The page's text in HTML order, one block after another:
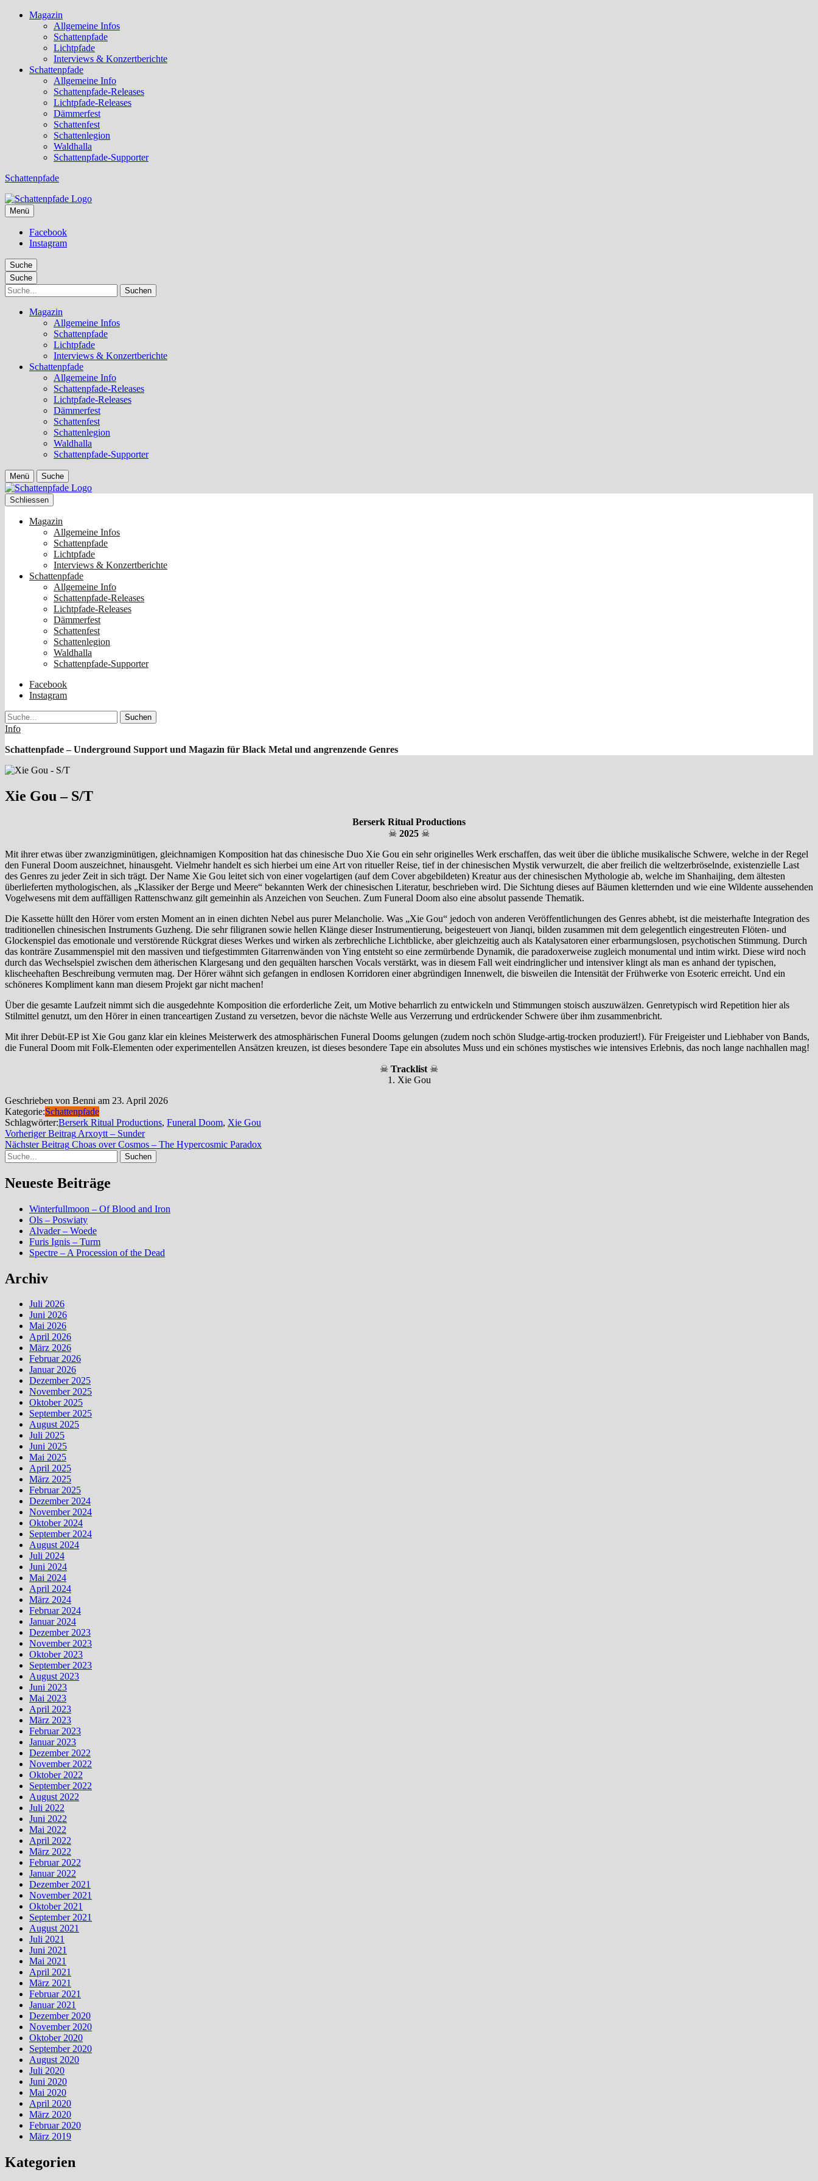
Magazin
Allgemeine Infos
Schattenpfade
Lichtpfade
Interviews & Konzertberichte
Schattenpfade
Allgemeine Info
Schattenpfade-Releases
Lichtpfade-Releases
Dämmerfest
Schattenfest
Schattenlegion
Waldhalla
Schattenpfade-Supporter
Schattenpfade
Menü
Facebook
Instagram
Suche
Suche
Suche
Magazin
Allgemeine Infos
Schattenpfade
Lichtpfade
Interviews & Konzertberichte
Schattenpfade
Allgemeine Info
Schattenpfade-Releases
Lichtpfade-Releases
Dämmerfest
Schattenfest
Schattenlegion
Waldhalla
Schattenpfade-Supporter
Menü Suche
Schliessen
Magazin
Allgemeine Infos
Schattenpfade
Lichtpfade
Interviews & Konzertberichte
Schattenpfade
Allgemeine Info
Schattenpfade-Releases
Lichtpfade-Releases
Dämmerfest
Schattenfest
Schattenlegion
Waldhalla
Schattenpfade-Supporter
Facebook
Instagram
Suche
Info
Schattenpfade – Underground Support und Magazin für Black Metal und angrenzende Genres
Xie Gou – S/T
Berserk Ritual Productions
☠ 2025 ☠
Mit ihrer etwas über zwanzigminütigen, gleichnamigen Komposition hat das chinesische Duo Xie Gou ein sehr originelles Werk erschaffen, das weit über die übliche musikalische Schwere, welche in der Regel
den Funeral Doom auszeichnet, hinausgeht. Vielmehr handelt es sich hierbei um eine Art von ritueller Reise, tief in der chinesischen Mystik verwurzelt, die aber freilich die weltzerbröselnde, existenzielle Last
des Genres zu jeder Zeit in sich trägt. Der Name Xie Gou leitet sich von einer vogelartigen (auf dem Cover abgebildeten) Kreatur aus der chinesischen Mythologie ab, welche im Shanhaijing, dem ältesten
überlieferten mythologischen, als „Klassiker der Berge und Meere“ bekannten Werk der chinesischen Literatur, beschrieben wird. Die Sichtung dieses auf Bäumen kletternden und wie eine Wildente aussehenden
Vogelwesens mit dem auffälligen Rattenschwanz gilt gemeinhin als Anzeichen von Seuchen. Zum Funeral Doom also eine absolut passende Thematik.
Die Kassette hüllt den Hörer vom ersten Moment an in einen dichten Nebel aus purer Melancholie. Was „Xie Gou“ jedoch von anderen Veröffentlichungen des Genres abhebt, ist die meisterhafte Integration des
traditionellen chinesischen Instruments Guzheng. Die sehr filigranen sowie hellen Klänge dieser Instrumentierung, beigesteuert von Jianqi, bilden zusammen mit dem gelegentlich eingestreuten Flöten- und
Glockenspiel das emotionale und verstörende Rückgrat dieses Werkes und wirken als zerbrechliche Lichtblicke, aber gleichzeitig auch als Katalysatoren einer erbarmungslosen, psychotischen Stimmung. Durch
das konträre Zusammenspiel mit den massiven und tiefgestimmten Gitarrenwänden von Ying entsteht so eine zermürbende Dynamik, die paradoxerweise zugleich monumental und intim wirkt. Diese wird noch
durch das Wechselspiel zwischen dem ätherischen Klargesang und den gequälten harschen Vocals verstärkt, was in diesem Fall weit eindringlicher und intensiver klingt als man es anhand der typischen,
klischeehaften Beschreibung vermuten mag. Der Hörer wähnt sich gefangen in endlosen Korridoren einer abgründigen Innenwelt, die bisweilen die Intensität der Frühwerke von Esoteric erreicht. Und ein
schöneres Kompliment kann man diesem Projekt gar nicht machen!
Über die gesamte Laufzeit nimmt sich die ausgedehnte Komposition die erforderliche Zeit, um Motive beharrlich zu entwickeln und Stimmungen stoisch auszuwälzen. Genretypisch wird Repetition hier als
Stilmittel genutzt, um den Hörer in einen tranceartigen Zustand zu versetzen, bevor die nächste Welle aus Verzerrung und erdrückender Schwere über ihm zusammenbricht.
Mit ihrer Debüt-EP ist Xie Gou ganz klar ein kleines Meisterwerk des atmosphärischen Funeral Dooms gelungen (zudem noch schön Sludge-artig-trocken produziert!). Für Freigeister und Liebhaber von Bands,
die Funeral Doom mit Folk-Elementen oder experimentellen Ansätzen kreuzen, ist dieses besondere Tape ein absolutes Muss und ein schönes mystisches wie intensives Erlebnis, das noch lange nachhallen mag!
☠ Tracklist ☠
1. Xie Gou
Geschrieben von Benni am 23. April 2026
Kategorie:Schattenpfade
Schlagwörter:Berserk Ritual Productions, Funeral Doom, Xie Gou
Beitragsnavigation
Vorheriger Beitrag Arxoytt – SunderVorheriger
Beitrag
Nächster Beitrag Choas over Cosmos – The Hypercosmic ParadoxNächster
Suche
Neueste Beiträge
Winterfullmoon – Of Blood and Iron
Ols – Poswiaty
Alvader – Woede
Furis Ignis – Turm
Spectre – A Procession of the Dead
Archiv
Juli 2026
Juni 2026
Mai 2026
April 2026
März 2026
Februar 2026
Januar 2026
Dezember 2025
November 2025
Oktober 2025
September 2025
August 2025
Juli 2025
Juni 2025
Mai 2025
April 2025
März 2025
Februar 2025
Dezember 2024
November 2024
Oktober 2024
September 2024
August 2024
Juli 2024
Juni 2024
Mai 2024
April 2024
März 2024
Februar 2024
Januar 2024
Dezember 2023
November 2023
Oktober 2023
September 2023
August 2023
Juni 2023
Mai 2023
April 2023
März 2023
Februar 2023
Januar 2023
Dezember 2022
November 2022
Oktober 2022
September 2022
August 2022
Juli 2022
Juni 2022
Mai 2022
April 2022
März 2022
Februar 2022
Januar 2022
Dezember 2021
November 2021
Oktober 2021
September 2021
August 2021
Juli 2021
Juni 2021
Mai 2021
April 2021
März 2021
Februar 2021
Januar 2021
Dezember 2020
November 2020
Oktober 2020
September 2020
August 2020
Juli 2020
Juni 2020
Mai 2020
April 2020
März 2020
Februar 2020
März 2019
Kategorien